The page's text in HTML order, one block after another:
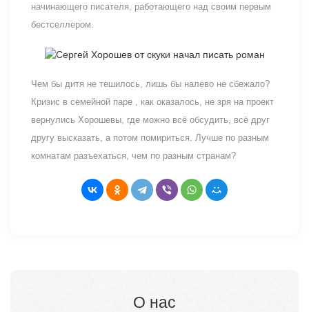
начинающего писателя, работающего над своим первым
бестселлером.
Чем бы дитя не тешилось, лишь бы налево не сбежало?
Кризис в семейной паре , как оказалось, не зря на проект
вернулись Хорошевы, где можно всё обсудить, всё друг
другу высказать, а потом помириться. Лучше по разным
комнатам разъехаться, чем по разным странам?
О нас